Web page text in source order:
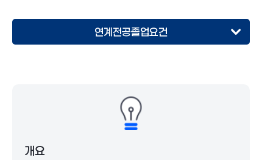
연계전공졸업요건
졸업사정
연계전공졸업요건
개요